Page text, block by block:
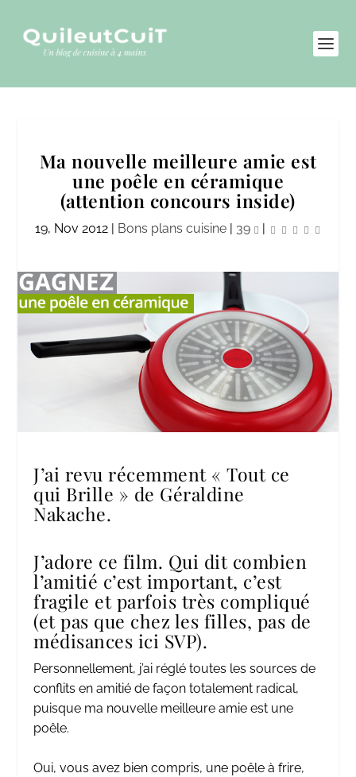
Ma nouvelle meilleure amie est
une poêle en céramique
(attention concours inside)
19, Nov 2012 | Bons plans cuisine | 39 |
J’ai revu récemment « Tout ce
qui Brille » de Géraldine
Nakache.
J’adore ce film. Qui dit combien
l’amitié c’est important, c’est
fragile et parfois très compliqué
(et pas que chez les filles, pas de
médisances ici SVP).
Personnellement, j’ai réglé toutes les sources de
conflits en amitié de façon totalement radical,
puisque ma nouvelle meilleure amie est une
poêle.
Oui, vous avez bien compris, une poêle à frire,